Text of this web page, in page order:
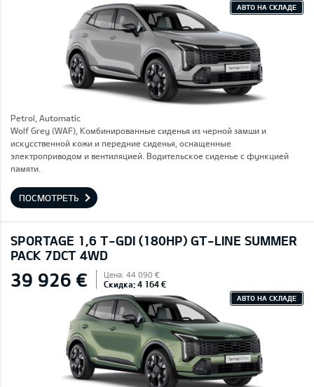
АВТО НА СКЛАДЕ
Petrol, Automatic
Wolf Grey (WAF), Комбинированные сиденья из черной замши и
искусственной кожи и передние сиденья, оснащенные
электроприводом и вентиляцией. Водительское сиденье с функцией
памяти.
ПОСМОТРЕТЬ
SPORTAGE 1,6 T-GDI (180HP) GT-LINE SUMMER
PACK 7DCT 4WD
39 926 € Цена: 44 090 €
Скидка: 4 164 €
АВТО НА СКЛАДЕ